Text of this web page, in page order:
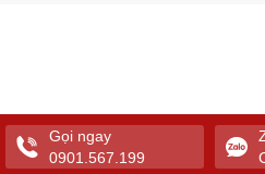
Gọi ngay
0901.567.199